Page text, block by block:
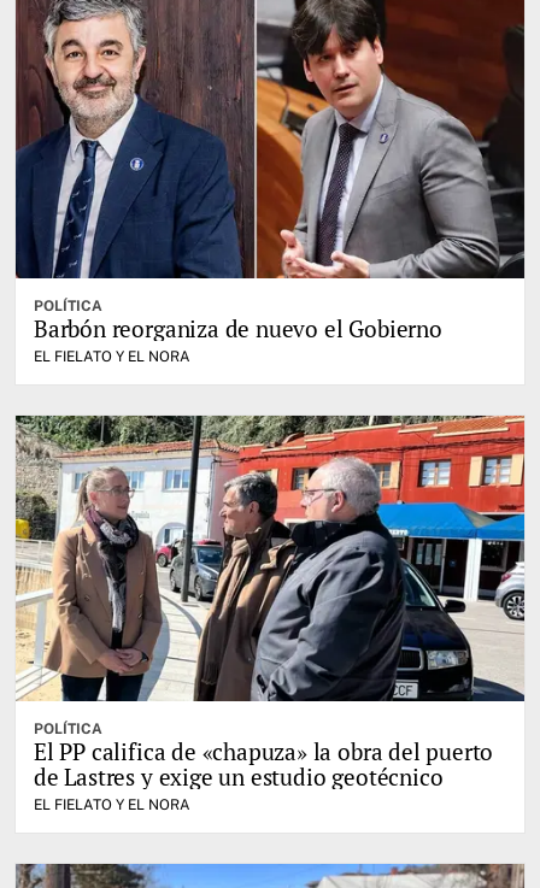
POLÍTICA
Barbón reorganiza de nuevo el Gobierno
EL FIELATO Y EL NORA
POLÍTICA
El PP califica de «chapuza» la obra del puerto
de Lastres y exige un estudio geotécnico
EL FIELATO Y EL NORA